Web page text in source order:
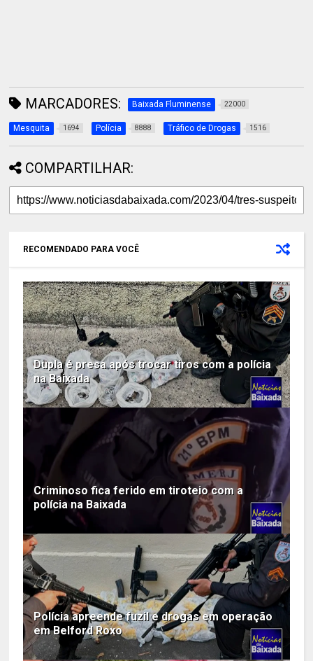
MARCADORES: Baixada Fluminense 22000
Mesquita 1694 Polícia 8888 Tráfico de Drogas 1516
COMPARTILHAR:
RECOMENDADO PARA VOCÊ
Dupla é presa após trocar tiros com a polícia
na Baixada
Criminoso fica ferido em tiroteio com a
polícia na Baixada
Polícia apreende fuzil e drogas em operação
em Belford Roxo